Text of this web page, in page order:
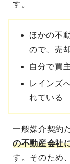
す。
ほかの不
ので、売
自分で買
レインズ
れている
一般媒介契約
の不動産会社
す。そのため